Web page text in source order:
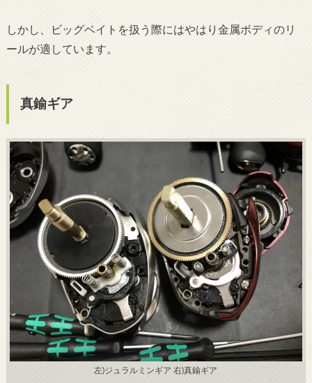
しかし、ビッグベイトを扱う際にはやはり金属ボディのリ
ールが適しています。
真鍮ギア
左)ジュラルミンギア 右)真鍮ギア